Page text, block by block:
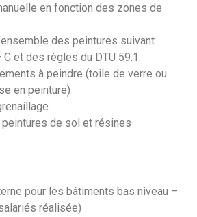
en fonction des zones de
des peintures suivant
et des règles du DTU 59.1.
à peindre (toile de verre ou
en peinture)
de sol et résines
pour les bâtiments bas niveau –
réalisée)